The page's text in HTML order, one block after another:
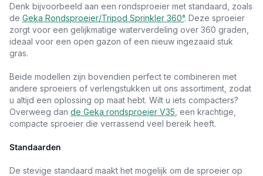
Denk bijvoorbeeld aan een rondsproeier met standaard, zoals
de Geka Rondsproeier/Tripod Sprinkler 360°. Deze sproeier
zorgt voor een gelijkmatige waterverdeling over 360 graden,
ideaal voor een open gazon of een nieuw ingezaaid stuk
gras.
Beide modellen zijn bovendien perfect te combineren met
andere sproeiers of verlengstukken uit ons assortiment, zodat
u altijd een oplossing op maat hebt. Wilt u iets compacters?
Overweeg dan de Geka rondsproeier V35 , een krachtige,
compacte sproeier die verrassend veel bereik heeft.
Standaarden
De stevige standaard maakt het mogelijk om de sproeier op